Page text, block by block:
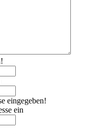
eingegeben!
ein